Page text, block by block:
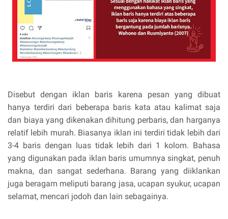
Disebut dengan iklan baris karena pesan yang dibuat
hanya terdiri dari beberapa baris kata atau kalimat saja
dan biaya yang dikenakan dihitung perbaris, dan harganya
relatif lebih murah. Biasanya iklan ini terdiri tidak lebih dari
3-4 baris dengan luas tidak lebih dari 1 kolom. Bahasa
yang digunakan pada iklan baris umumnya singkat, penuh
makna, dan sangat sederhana. Barang yang diiklankan
juga beragam meliputi barang jasa, ucapan syukur, ucapan
selamat, mencari jodoh dan lain sebagainya.